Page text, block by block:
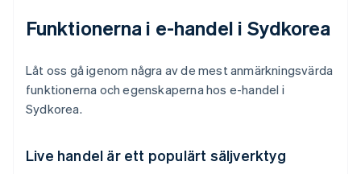
Funktionerna i e-handel i Sydkorea
Låt oss gå igenom några av de mest anmärkningsvärda
funktionerna och egenskaperna hos e-handel i
Sydkorea.
Live handel är ett populärt säljverktyg